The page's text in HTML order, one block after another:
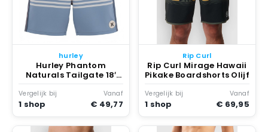
hurley
Hurley Phantom
Naturals Tailgate 18′
Boardshort Grijs
Vergelijk bij
1 shop
Vanaf
€ 49,77
Rip Curl
Rip Curl Mirage Hawaii
Pikake Boardshorts Olijf
Vergelijk bij
1 shop
Vanaf
€ 69,95